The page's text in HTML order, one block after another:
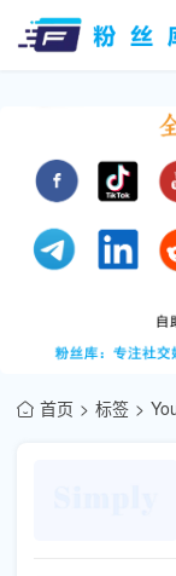
首页 标签